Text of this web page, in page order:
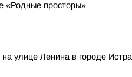
«Родные просторы»
улице Ленина в городе Истра